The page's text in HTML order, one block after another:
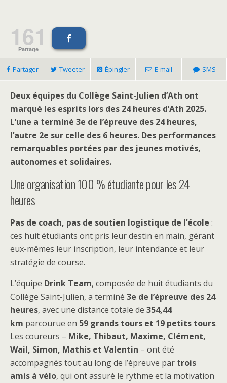
161
Partage
Partager Tweeter Épingler E-mail SMS
Deux équipes du Collège Saint-Julien d’Ath ont
marqué les esprits lors des 24 heures d’Ath 2025.
L’une a terminé 3e de l’épreuve des 24 heures,
l’autre 2e sur celle des 6 heures. Des performances
remarquables portées par des jeunes motivés,
autonomes et solidaires.
Une organisation 100 % étudiante pour les 24
heures
Pas de coach, pas de soutien logistique de l’école :
ces huit étudiants ont pris leur destin en main, gérant
eux-mêmes leur inscription, leur intendance et leur
stratégie de course.
L’équipe Drink Team, composée de huit étudiants du
Collège Saint-Julien, a terminé 3e de l’épreuve des 24
heures, avec une distance totale de 354,44
km parcourue en 59 grands tours et 19 petits tours.
Les coureurs – Mike, Thibaut, Maxime, Clément,
Wail, Simon, Mathis et Valentin – ont été
accompagnés tout au long de l’épreuve par trois
amis à vélo, qui ont assuré le rythme et la motivation